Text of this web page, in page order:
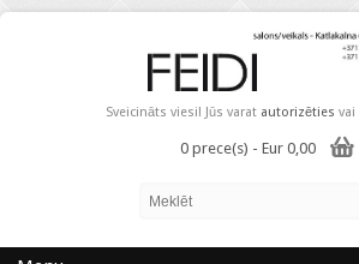
Sveicināts viesi! Jūs varat autorizēties vai
0 prece(s) - Eur 0,00